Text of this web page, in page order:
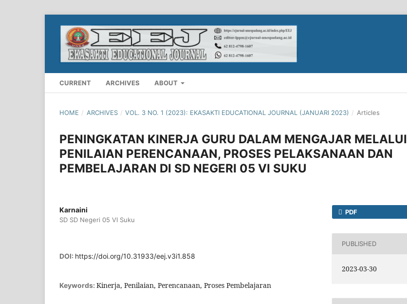
CURRENT ARCHIVES ABOUT
HOME / ARCHIVES / VOL. 3 NO. 1 (2023): EKASAKTI EDUCATIONAL JOURNAL (JANUARI 2023) / Articles
PENINGKATAN KINERJA GURU DALAM MENGAJAR MELALUI
PENILAIAN PERENCANAAN, PROSES PELAKSANAAN DAN
PEMBELAJARAN DI SD NEGERI 05 VI SUKU
Karnaini
SD SD Negeri 05 VI Suku
DOI: https://doi.org/10.31933/eej.v3i1.858
Keywords: Kinerja, Penilaian, Perencanaan, Proses Pembelajaran
PDF
PUBLISHED
2023-03-30